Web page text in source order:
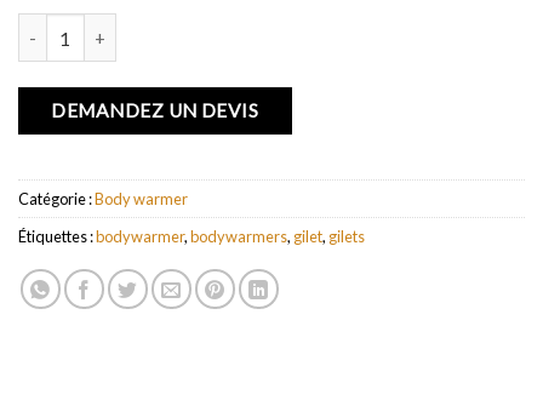
DEMANDEZ UN DEVIS
Catégorie :Body warmer
Étiquettes :bodywarmer,bodywarmers, gilet, gilets